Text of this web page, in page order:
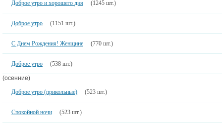
Доброе утро и хорошего дня (1245 шт.)
Доброе утро (1151 шт.)
С Днем Рождения! Женщине (770 шт.)
Доброе утро (538 шт.)
(осенние)
Доброе утро (прикольные)
(523 шт.)
Спокойной ночи (523 шт.)